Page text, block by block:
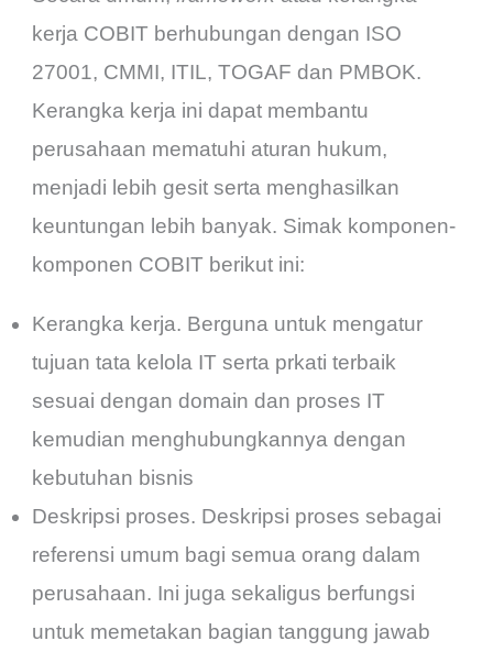
kerja COBIT berhubungan dengan ISO
27001, CMMI, ITIL, TOGAF dan PMBOK.
Kerangka kerja ini dapat membantu
perusahaan mematuhi aturan hukum,
menjadi lebih gesit serta menghasilkan
keuntungan lebih banyak. Simak komponen-
komponen COBIT berikut ini:
Kerangka kerja. Berguna untuk mengatur
tujuan tata kelola IT serta prkati terbaik
sesuai dengan domain dan proses IT
kemudian menghubungkannya dengan
kebutuhan bisnis
Deskripsi proses. Deskripsi proses sebagai
referensi umum bagi semua orang dalam
perusahaan. Ini juga sekaligus berfungsi
untuk memetakan bagian tanggung jawab